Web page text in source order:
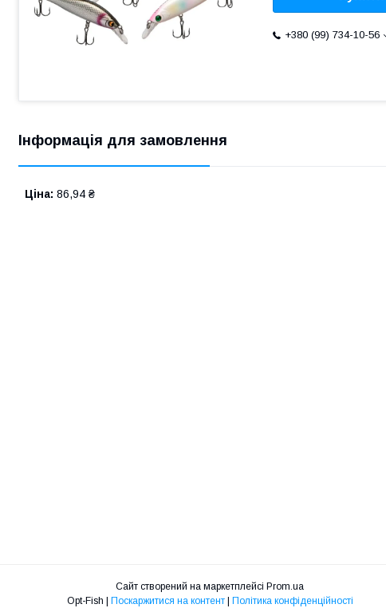
+380 (99) 734-10-56
Інформація для замовлення
Ціна: 86,94 ₴
Сайт створений на маркетплейсі Prom.ua
Поскаржитися на контент Політика конфіденційності